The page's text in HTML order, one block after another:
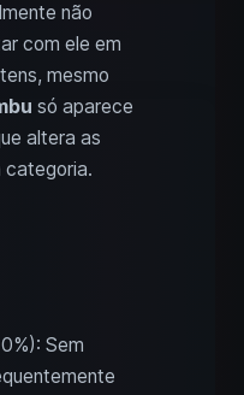
não
com ele em
mesmo
só aparece
altera as
categoria.
Sem